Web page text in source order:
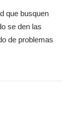
que busquen
se den las
de problemas